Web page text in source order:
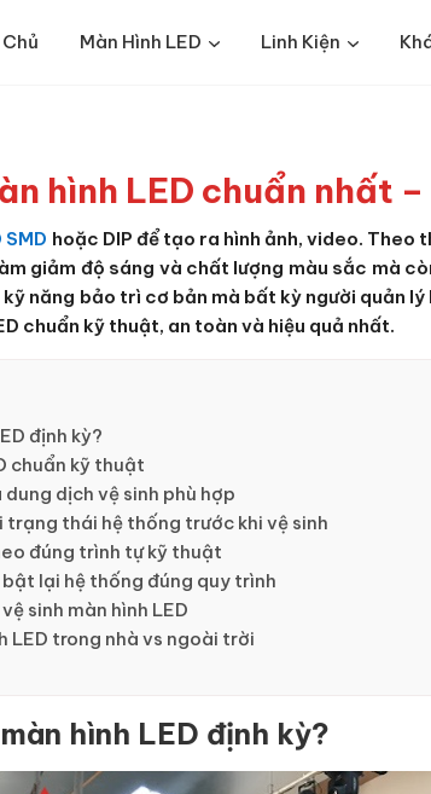
Màn Hình LED Linh Kiện
hình LED chuẩn nhất
SMD hoặc DIP để tạo ra hình ảnh, video.
giảm độ sáng và chất lượng màu sắc mà
kỹ năng bảo trì cơ bản mà bất kỳ người quản
chuẩn kỹ thuật, an toàn và hiệu quả nhất.
định kỳ?
chuẩn kỹ thuật
dung dịch vệ sinh phù hợp
trạng thái hệ thống trước khi vệ sinh
đúng trình tự kỹ thuật
lại hệ thống đúng quy trình
sinh màn hình LED
LED trong nhà vs ngoài trời
hình LED định kỳ?